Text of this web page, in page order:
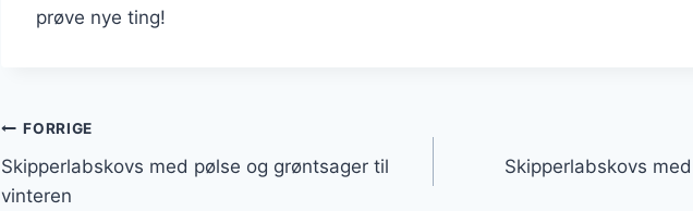
prøve nye ting!
Indlægsnavigation
FORRIGE
Skipperlabskovs med pølse og grøntsager til
vinteren
Skipperlabskovs